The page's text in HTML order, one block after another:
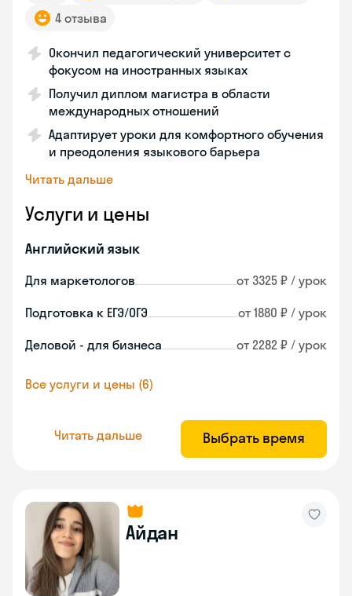
4 отзыва
Окончил педагогический университет с
фокусом на иностранных языках
Получил диплом магистра в области
международных отношений
Адаптирует уроки для комфортного обучения
и преодоления языкового барьера
Читать дальше
Услуги и цены
Английский язык
Для маркетологов от 3325 ₽ / урок
Подготовка к ЕГЭ/ОГЭ от 1880 ₽ / урок
Деловой - для бизнеса от 2282 ₽ / урок
Все услуги и цены (6)
Читать дальше Выбрать время
Айдан